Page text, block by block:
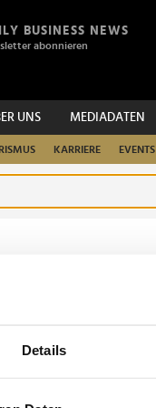
Details
BUSINESS NEWS
abonnieren
UNS MEDIADATEN
KARRIERE EVENTS